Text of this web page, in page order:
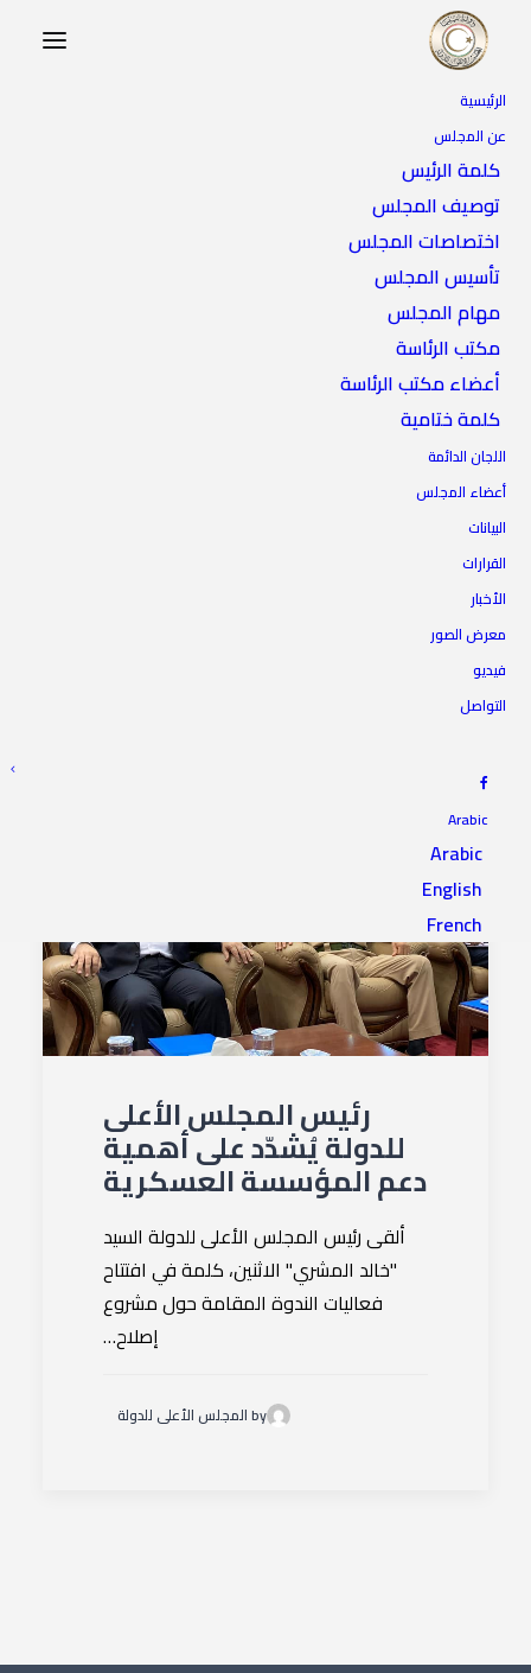
الرئيسية
عن المجلس
كلمة الرئيس
توصيف المجلس
اختصاصات المجلس
تأسيس المجلس
مهام المجلس
مكتب الرئاسة
أعضاء مكتب الرئاسة
كلمة ختامية
اللجان الدائمة
أعضاء المجلس
البيانات
القرارات
الأخبار
معرض الصور
فيديو
التواصل
Arabic
Arabic
English
French
القوات المساندة
رئيس المجلس الأعلى
للدولة يُشدّد على أهمية
دعم المؤسسة العسكرية
ألقى رئيس المجلس الأعلى للدولة السيد
"خالد المشري" الاثنين، كلمة في افتتاح
فعاليات الندوة المقامة حول مشروع
إصلاح…
by المجلس الأعلى للدولة